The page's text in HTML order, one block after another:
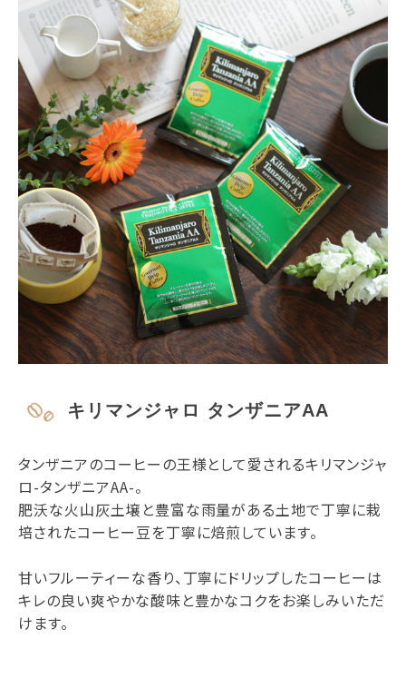
キリマンジャロ タンザニアAA
タンザニアのコーヒーの王様として愛されるキリマンジャ
ロ-タンザニアAA-。
肥沃な火山灰土壌と豊富な雨量がある土地で丁寧に栽
培されたコーヒー豆を丁寧に焙煎しています。
甘いフルーティーな香り、丁寧にドリップしたコーヒーは
キレの良い爽やかな酸味と豊かなコクをお楽しみいただ
けます。